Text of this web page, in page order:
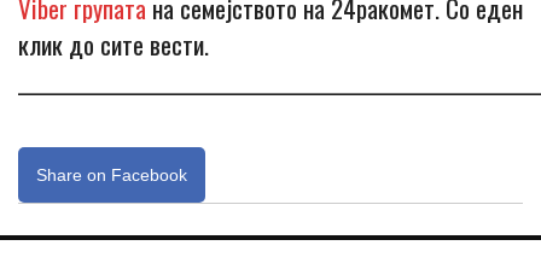
Viber групата на семејството на 24ракомет. Со еден
клик до сите вести.
Share on Facebook